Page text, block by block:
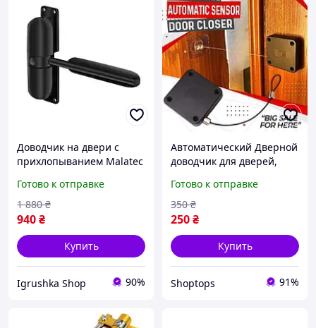
Доводчик на двери с
прихлопыванием Malatec
дверной верхний,
Механический доводчик
металлопластиковой
двери, RYH
Готово к отправке
940₴
1 880 ₴
Купить
Igrushka Shop 90%
Автоматический Дверной
доводчик для дверей,
Готово к отправке
250₴
350 ₴
Купить
Shoptops 91%